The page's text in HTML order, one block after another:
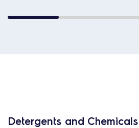
Detergents and